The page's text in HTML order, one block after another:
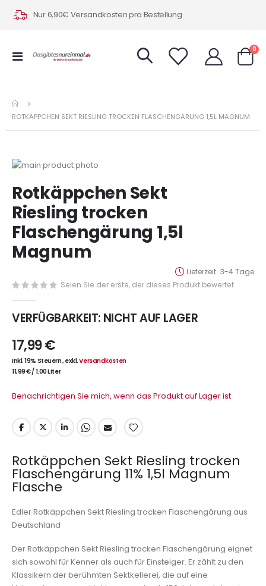
Nur 6,90€ Versandkosten pro Bestellung
Navigation
0
ROTKÄPPCHEN SEKT RIESLING TROCKEN FLASCHENGÄRUNG 1,5L MAGNUM
Zum
der
Bildergalerie
springen
Anfang
der
Bildergalerie
springen
Rotkäppchen Sekt
Riesling trocken
Flaschengärung 1,5l
Magnum
Lieferzeit 3-4 Tage
Seien Sie der erste, der dieses Produkt bewertet
VERFÜGBARKEIT: NICHT AUF LAGER
17,99 €
Inkl. 19% Steuern,exkl.Versandkosten
11,99 €/1.00 Liter
Benachrichtigen Sie mich, wenn das Produkt auf Lager ist
Rotkäppchen Sekt Riesling trocken
Flaschengärung 11% 1,5l Magnum
Flasche
Edler Rotkäppchen Sekt Riesling trocken Flaschengärung aus
Deutschland
Der Rotkäppchen Sekt Riesling trocken Flaschengärung eignet
sich sowohl für Kenner als auch für Einsteiger. Er zählt zu den
Klassikern der berühmten Sektkellerei, die auf eine